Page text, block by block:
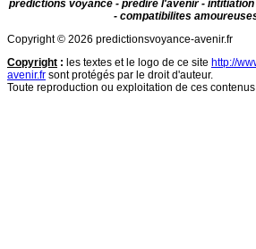
predictions voyance - prédire l'avenir -
- compatibilites
Copyright © 2026 predictionsvoyance-avenir.fr
Copyright : les textes et le logo de ce site http://
avenir.fr sont protégés par le droit d'auteur.
Toute reproduction ou exploitation de ces